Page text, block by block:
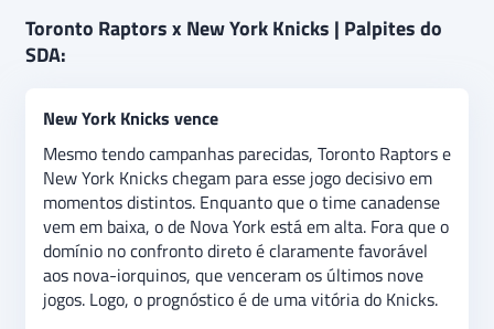
Toronto Raptors x New York Knicks | Palpites do
SDA:
New York Knicks vence
Mesmo tendo campanhas parecidas, Toronto Raptors e
New York Knicks chegam para esse jogo decisivo em
momentos distintos. Enquanto que o time canadense
vem em baixa, o de Nova York está em alta. Fora que o
domínio no confronto direto é claramente favorável
aos nova-iorquinos, que venceram os últimos nove
jogos. Logo, o prognóstico é de uma vitória do Knicks.